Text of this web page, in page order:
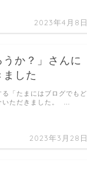
2023年4月8日
うか？」さんに
した
2023年3月28日
「たまにはブログでもど
いただきました。 …